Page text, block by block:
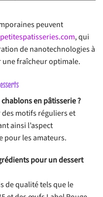
peuvent
, qui
de nanotechnologies à
une fraîcheur optimale.
en pâtisserie ?
motifs réguliers et
ainsi l’aspect
pour les amateurs.
pour un dessert
de qualité tels que le